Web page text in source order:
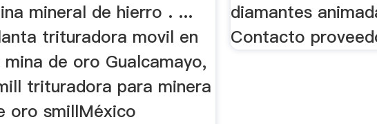
mineral de hierro . ...
trituradora movil en
mina de oro Gualcamayo,
trituradora para minera
oro smillMéxico
diamantes
Contacto